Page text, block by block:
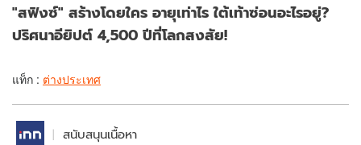
"สฟิงซ์" สร้างโดยใคร อายุเท่าไร ใต้เท้าซ่อนอะไรอยู่?
ปริศนาอียิปต์ 4,500 ปีที่โลกสงสัย!
แท็ก : ต่างประเทศ
สนับสนุนเนื้อหา